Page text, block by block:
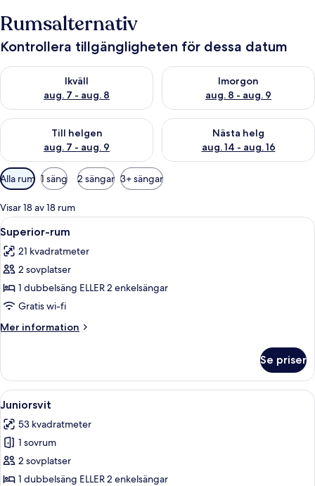
Rumsalternativ
Kontrollera tillgängligheten för dessa datum
Ikväll
aug. 7 - aug. 8
Kontrollera tillgängligheten för ikväll aug. 7 - aug. 8
Imorgon
aug. 8 - aug. 9
Kontrollera tillgängligheten
Till helgen
aug. 7 - aug. 9
Kontrollera tillgängligheten för den här helgen aug. 7 - aug. 9
Nästa helg
aug. 14 - aug. 16
Kontrollera tillgängligheten
Tillgängliga
filter
för
rum
Alla rum 1 säng 2 sängar 3+ sängar
Visar 18 av 18 rum
Öppna
alla
foton
för
Superior-
rum
Ett hotellrum med en stor säng, ett
4
Superior-rum
21 kvadratmeter
2 sovplatser
1 dubbelsäng ELLER 2 enkelsängar
Gratis wi-fi
Mer information
Mer
rum
Se priser
Öppna
alla
foton
för
Juniorsvit
Minibar, värdeförvaringsskåp på
6
Juniorsvit
53 kvadratmeter
1 sovrum
2 sovplatser
1 dubbelsäng ELLER 2 enkelsängar